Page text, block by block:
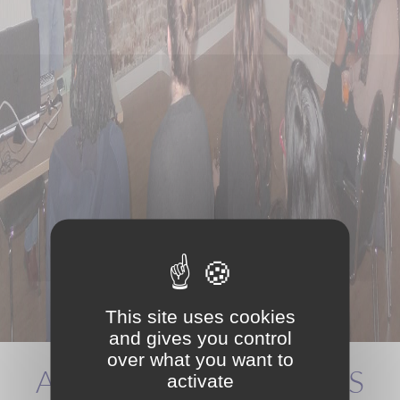
ACCUEIL D'ÉTUDIANTS
This site uses cookies
and gives you control
over what you want to
activate